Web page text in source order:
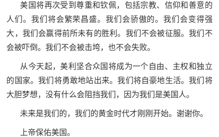
美国将再次受到尊重和钦佩，包括宗教、信仰和善意的
人们。我们将会繁荣昌盛。我们会骄傲的。我们会变得强
大，我们会赢得前所未有的胜利。我们不会被征服。我们不
会被吓倒。我们不会被击垮，也不会失败。
从今天起，美利坚合众国将成为一个自由、主权和独立
的国家。我们将勇敢地站出来。我们将自豪地生活。我们将
大胆梦想，没有什么会阻挡我们，因为我们是美国人。
未来是我们的，我们的黄金时代才刚刚开始。谢谢你。
上帝保佑美国。